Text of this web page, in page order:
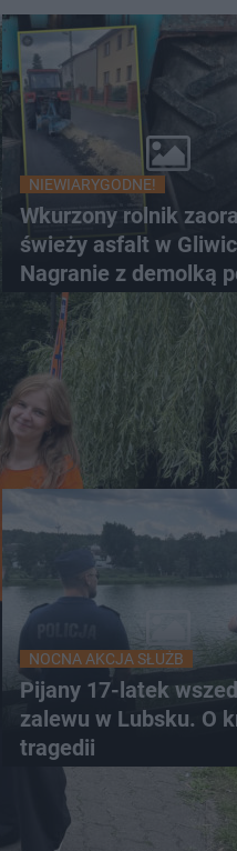
NIEWIARYGODNE!
Wkurzony rolnik
świeży asfalt w
Nagranie z demolką
sieć
NOCNA AKCJA SŁUŻB
Pijany 17-latek
zalewu w Lubsku. O
tragedii